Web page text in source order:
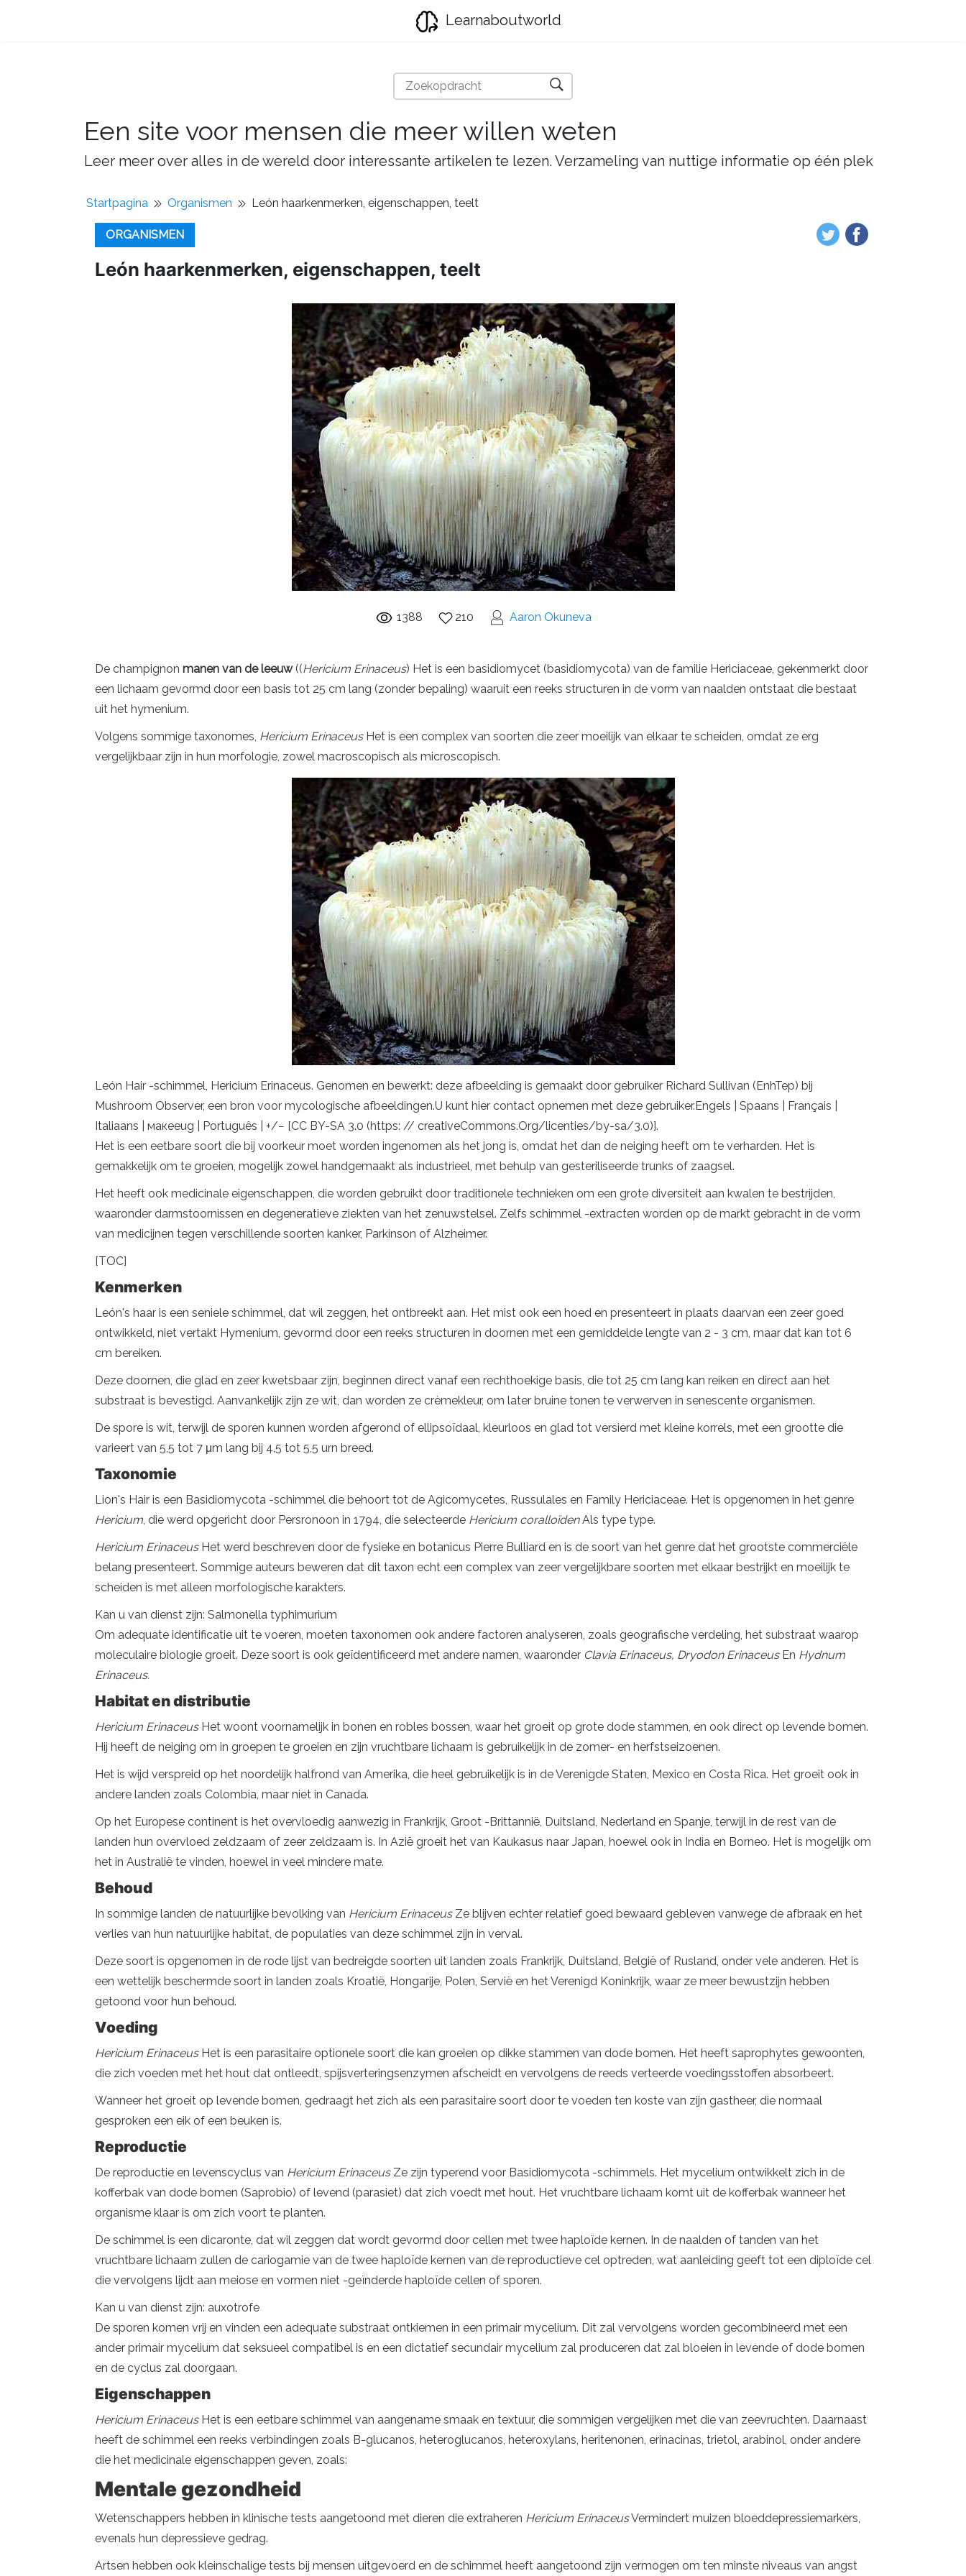
Learnaboutworld
Een site voor mensen die meer willen weten
Leer meer over alles in de wereld door interessante artikelen te lezen. Verzameling van nuttige informatie op één plek
Startpagina Organismen León haarkenmerken, eigenschappen, teelt
ORGANISMEN
León haarkenmerken, eigenschappen, teelt
1388 210 Aaron Okuneva
De champignon manen van de leeuw((Hericium Erinaceus) Het is een basidiomycet (basidiomycota) van de familie Hericiaceae, gekenmerkt door
een lichaam gevormd door een basis tot 25 cm lang (zonder bepaling) waaruit een reeks structuren in de vorm van naalden ontstaat die bestaat
uit het hymenium.
Volgens sommige taxonomes, Hericium Erinaceus Het is een complex van soorten die zeer moeilijk van elkaar te scheiden, omdat ze erg
vergelijkbaar zijn in hun morfologie, zowel macroscopisch als microscopisch.
León Hair -schimmel, Hericium Erinaceus. Genomen en bewerkt: deze afbeelding is gemaakt door gebruiker Richard Sullivan (EnhTep) bij
Mushroom Observer, een bron voor mycologische afbeeldingen.U kunt hier contact opnemen met deze gebruiker.Engels | Spaans | Français |
Italiaans | макеeug | Português | +/− [CC BY-SA 3.0 (https: // creativeCommons.Org/licenties/by-sa/3.0)].
Het is een eetbare soort die bij voorkeur moet worden ingenomen als het jong is, omdat het dan de neiging heeft om te verharden. Het is
gemakkelijk om te groeien, mogelijk zowel handgemaakt als industrieel, met behulp van gesteriliseerde trunks of zaagsel.
Het heeft ook medicinale eigenschappen, die worden gebruikt door traditionele technieken om een ​​grote diversiteit aan kwalen te bestrijden,
waaronder darmstoornissen en degeneratieve ziekten van het zenuwstelsel. Zelfs schimmel -extracten worden op de markt gebracht in de vorm
van medicijnen tegen verschillende soorten kanker, Parkinson of Alzheimer.
[TOC]
Kenmerken
León's haar is een seniele schimmel, dat wil zeggen, het ontbreekt aan. Het mist ook een hoed en presenteert in plaats daarvan een zeer goed
ontwikkeld, niet vertakt Hymenium, gevormd door een reeks structuren in doornen met een gemiddelde lengte van 2 - 3 cm, maar dat kan tot 6
cm bereiken.
Deze doornen, die glad en zeer kwetsbaar zijn, beginnen direct vanaf een rechthoekige basis, die tot 25 cm lang kan reiken en direct aan het
substraat is bevestigd. Aanvankelijk zijn ze wit, dan worden ze crèmekleur, om later bruine tonen te verwerven in senescente organismen.
De spore is wit, terwijl de sporen kunnen worden afgerond of ellipsoïdaal, kleurloos en glad tot versierd met kleine korrels, met een grootte die
varieert van 5,5 tot 7 μm lang bij 4,5 tot 5,5 urn breed.
Taxonomie
Lion's Hair is een Basidiomycota -schimmel die behoort tot de Agicomycetes, Russulales en Family Hericiaceae. Het is opgenomen in het genre
Hericium, die werd opgericht door Persronoon in 1794, die selecteerde Hericium coralloïdenAls type type.
Hericium ErinaceusHet werd beschreven door de fysieke en botanicus Pierre Bulliard en is de soort van het genre dat het grootste commerciële
belang presenteert. Sommige auteurs beweren dat dit taxon echt een complex van zeer vergelijkbare soorten met elkaar bestrijkt en moeilijk te
scheiden is met alleen morfologische karakters.
Kan u van dienst zijn: Salmonella typhimurium
Om adequate identificatie uit te voeren, moeten taxonomen ook andere factoren analyseren, zoals geografische verdeling, het substraat waarop
moleculaire biologie groeit. Deze soort is ook geïdentificeerd met andere namen, waaronder Clavia Erinaceus, Dryodon Erinaceus En Hydnum
Erinaceus.
Habitat en distributie
Hericium ErinaceusHet woont voornamelijk in bonen en robles bossen, waar het groeit op grote dode stammen, en ook direct op levende bomen.
Hij heeft de neiging om in groepen te groeien en zijn vruchtbare lichaam is gebruikelijk in de zomer- en herfstseizoenen.
Het is wijd verspreid op het noordelijk halfrond van Amerika, die heel gebruikelijk is in de Verenigde Staten, Mexico en Costa Rica. Het groeit ook in
andere landen zoals Colombia, maar niet in Canada.
Op het Europese continent is het overvloedig aanwezig in Frankrijk, Groot -Brittannië, Duitsland, Nederland en Spanje, terwijl in de rest van de
landen hun overvloed zeldzaam of zeer zeldzaam is. In Azië groeit het van Kaukasus naar Japan, hoewel ook in India en Borneo. Het is mogelijk om
het in Australië te vinden, hoewel in veel mindere mate.
Behoud
In sommige landen de natuurlijke bevolking van Hericium ErinaceusZe blijven echter relatief goed bewaard gebleven vanwege de afbraak en het
verlies van hun natuurlijke habitat, de populaties van deze schimmel zijn in verval.
Deze soort is opgenomen in de rode lijst van bedreigde soorten uit landen zoals Frankrijk, Duitsland, België of Rusland, onder vele anderen. Het is
een wettelijk beschermde soort in landen zoals Kroatië, Hongarije, Polen, Servië en het Verenigd Koninkrijk, waar ze meer bewustzijn hebben
getoond voor hun behoud.
Voeding
Hericium Erinaceus Het is een parasitaire optionele soort die kan groeien op dikke stammen van dode bomen. Het heeft saprophytes gewoonten,
die zich voeden met het hout dat ontleedt, spijsverteringsenzymen afscheidt en vervolgens de reeds verteerde voedingsstoffen absorbeert.
Wanneer het groeit op levende bomen, gedraagt ​​het zich als een parasitaire soort door te voeden ten koste van zijn gastheer, die normaal
gesproken een eik of een beuken is.
Reproductie
De reproductie en levenscyclus van Hericium Erinaceus Ze zijn typerend voor Basidiomycota -schimmels. Het mycelium ontwikkelt zich in de
kofferbak van dode bomen (Saprobio) of levend (parasiet) dat zich voedt met hout. Het vruchtbare lichaam komt uit de kofferbak wanneer het
organisme klaar is om zich voort te planten.
De schimmel is een dicaronte, dat wil zeggen dat wordt gevormd door cellen met twee haploïde kernen. In de naalden of tanden van het
vruchtbare lichaam zullen de cariogamie van de twee haploïde kernen van de reproductieve cel optreden, wat aanleiding geeft tot een diploïde cel
die vervolgens lijdt aan meiose en vormen niet -geïnderde haploïde cellen of sporen.
Kan u van dienst zijn: auxotrofe
De sporen komen vrij en vinden een adequate substraat ontkiemen in een primair mycelium. Dit zal vervolgens worden gecombineerd met een
ander primair mycelium dat seksueel compatibel is en een dictatief secundair mycelium zal produceren dat zal bloeien in levende of dode bomen
en de cyclus zal doorgaan.
Eigenschappen
Hericium ErinaceusHet is een eetbare schimmel van aangename smaak en textuur, die sommigen vergelijken met die van zeevruchten. Daarnaast
heeft de schimmel een reeks verbindingen zoals B-glucanos, heteroglucanos, heteroxylans, heritenonen, erinacinas, trietol, arabinol, onder andere
die het medicinale eigenschappen geven, zoals:
Mentale gezondheid
Wetenschappers hebben in klinische tests aangetoond met dieren die extraheren Hericium ErinaceusVermindert muizen bloeddepressiemarkers,
evenals hun depressieve gedrag.
Artsen hebben ook kleinschalige tests bij mensen uitgevoerd en de schimmel heeft aangetoond zijn vermogen om ten minste niveaus van angst